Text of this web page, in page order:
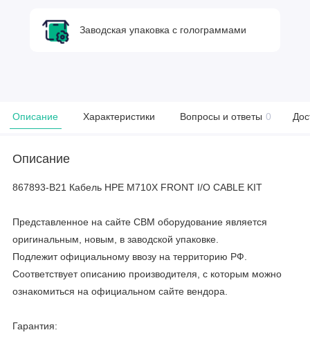
Заводская упаковка с голограммами
Описание Характеристики Вопросы и ответы 0
Описание
867893-B21 Кабель HPE M710X FRONT I/O CABLE KIT
Представленное на сайте CBM оборудование является
оригинальным, новым, в заводской упаковке.
Подлежит официальному ввозу на территорию РФ.
Соответствует описанию производителя, с которым можно
ознакомиться на официальном сайте вендора.
Гарантия: